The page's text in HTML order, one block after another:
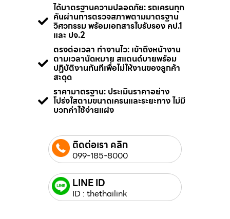
ได้มาตรฐานความปลอดภัย: รถเครนทุก
คันผ่านการตรวจสภาพตามมาตรฐาน
วิศวกรรม พร้อมเอกสารใบรับรอง คป.1
และ ปจ.2
ตรงต่อเวลา ทำงานไว: เข้าถึงหน้างาน
ตามเวลานัดหมาย สแตนด์บายพร้อม
ปฏิบัติงานทันทีเพื่อไม่ให้งานของลูกค้า
สะดุด
ราคามาตรฐาน: ประเมินราคาอย่าง
โปร่งใสตามขนาดเครนและระยะทาง ไม่มี
บวกค่าใช้จ่ายแฝง
ติดต่อเรา คลิก
099-185-8000
LINE ID
ID : thethailink